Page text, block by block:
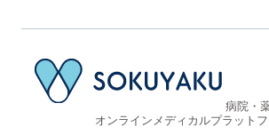
病院・
オンラインメディカルプラット